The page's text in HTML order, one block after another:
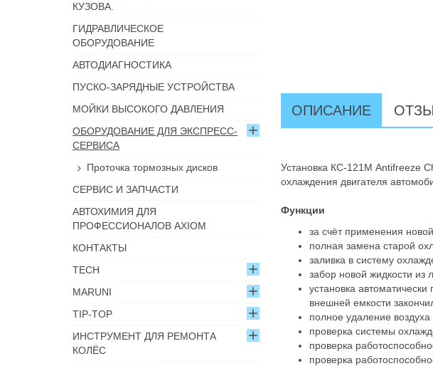
ОПИСАНИЕ
Установка КС-121М Antifreeze
охлаждения двигателя
Функции
за счёт применения
полная замена старой
заливка в систему
забор новой жидкости
установка
внешней емкости
полное удаление
проверка системы
проверка
проверка
КУЗОВА.
ГИДРАВЛИЧЕСКОЕ
ОБОРУДОВАНИЕ
АВТОДИАГНОСТИКА
ПУСКО-ЗАРЯДНЫЕ УСТРОЙСТВА
МОЙКИ ВЫСОКОГО ДАВЛЕНИЯ
ОБОРУДОВАНИЕ ДЛЯ ЭКСПРЕСС-
СЕРВИСА
Проточка тормозных дисков
СЕРВИС И ЗАПЧАСТИ
АВТОХИМИЯ ДЛЯ
ПРОФЕССИОНАЛОВ AXIOM
КОНТАКТЫ
TECH
MARUNI
TIP-TOP
ИНСТРУМЕНТ ДЛЯ РЕМОНТА
КОЛЁС